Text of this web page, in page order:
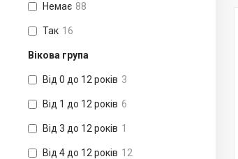
Немає 88
Так 16
Вікова група
Від 0 до 12 років 3
Від 1 до 12 років 6
Від 3 до 12 років 1
Від 4 до 12 років 12